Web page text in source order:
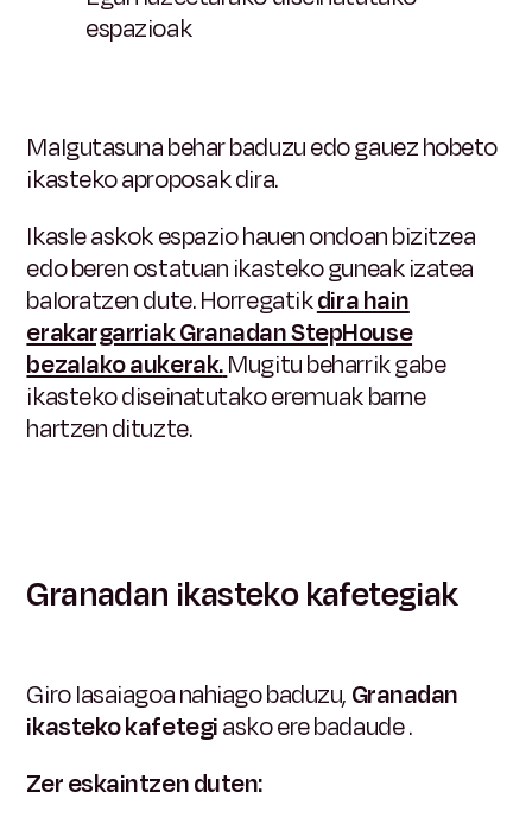
espazioak
Malgutasuna behar baduzu edo gauez hobeto
ikasteko aproposak dira.
Ikasle askok espazio hauen ondoan bizitzea
edo beren ostatuan ikasteko guneak izatea
baloratzen dute. Horregatikdira hain
erakargarriak Granadan StepHouse
bezalako aukerak.Mugitu beharrik gabe
ikasteko diseinatutako eremuak barne
hartzen dituzte.
Granadan ikasteko kafetegiak
Giro lasaiagoa nahiago baduzu, Granadan
ikasteko kafetegiasko ere badaude.
Zer eskaintzen duten: